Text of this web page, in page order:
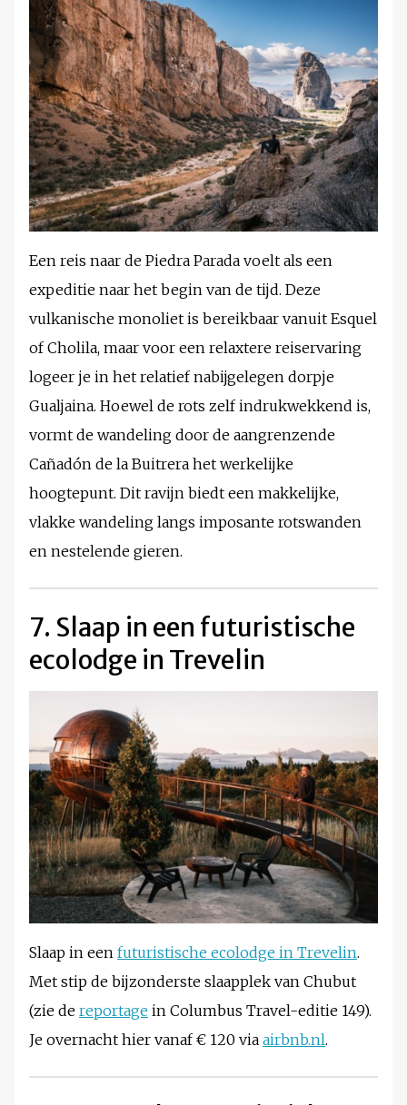
Een reis naar de Piedra Parada voelt als een
expeditie naar het begin van de tijd. Deze
vulkanische monoliet is bereikbaar vanuit Esquel
of Cholila, maar voor een relaxtere reiservaring
logeer je in het relatief nabijgelegen dorpje
Gualjaina. Hoewel de rots zelf indrukwekkend is,
vormt de wandeling door de aangrenzende
Cañadón de la Buitrera het werkelijke
hoogtepunt. Dit ravijn biedt een makkelijke,
vlakke wandeling langs imposante rotswanden
en nestelende gieren.
7. Slaap in een futuristische
ecolodge in Trevelin
Slaap in een futuristische ecolodge in Trevelin.
Met stip de bijzonderste slaapplek van Chubut
(zie de reportage in Columbus Travel-editie 149).
Je overnacht hier vanaf € 120 via airbnb.nl.